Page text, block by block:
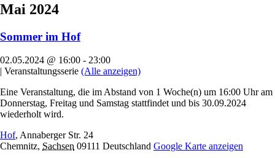
Mai 2024
Sommer im Hof
02.05.2024 @ 16:00 - 23:00
| Veranstaltungsserie (Alle anzeigen)
Eine Veranstaltung, die im Abstand von 1 Woche(n) um 16:00 Uhr am
Donnerstag, Freitag und Samstag stattfindet und bis 30.09.2024
wiederholt wird.
Hof, Annaberger Str. 24
Chemnitz, Sachsen 09111 Deutschland Google Karte anzeigen